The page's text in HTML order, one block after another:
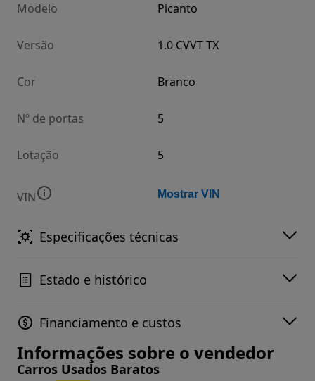
Modelo Picanto
Versão 1.0 CVVT TX
Cor Branco
Nº de portas 5
Lotação 5
VIN Mostrar VIN
Especificações técnicas
Estado e histórico
Financiamento e custos
Informações sobre o vendedor
Carros Usados Baratos